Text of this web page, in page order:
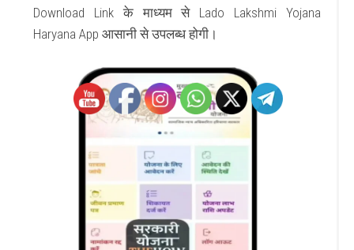
Download Link के माध्यम से Lado Lakshmi Yojana
Haryana App आसानी से उपलब्ध होगी।